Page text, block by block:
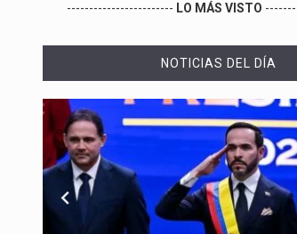
------------------------ LO MÁS VISTO
NOTICIAS DEL DÍA